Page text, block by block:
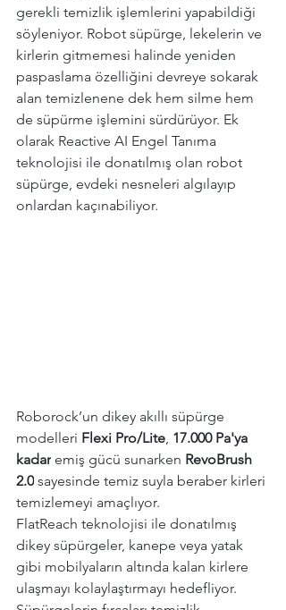
gerekli temizlik işlemlerini yapabildiği
söyleniyor. Robot süpürge, lekelerin ve
kirlerin gitmemesi halinde yeniden
paspaslama özelliğini devreye sokarak
alan temizlenene dek hem silme hem
de süpürme işlemini sürdürüyor. Ek
olarak Reactive AI Engel Tanıma
teknolojisi ile donatılmış olan robot
süpürge, evdeki nesneleri algılayıp
onlardan kaçınabiliyor.
Roborock’un dikey akıllı süpürge
modelleri Flexi Pro/Lite, 17.000 Pa'ya
kadar emiş gücü sunarken RevoBrush
2.0 sayesinde temiz suyla beraber kirleri
temizlemeyi amaçlıyor.
FlatReach teknolojisi ile donatılmış
dikey süpürgeler, kanepe veya yatak
gibi mobilyaların altında kalan kirlere
ulaşmayı kolaylaştırmayı hedefliyor.